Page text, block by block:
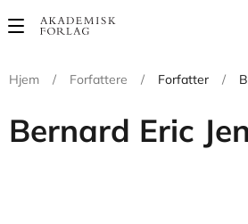
Main
Hjem
/ Forfattere / Forfatter /
Bernard Eric